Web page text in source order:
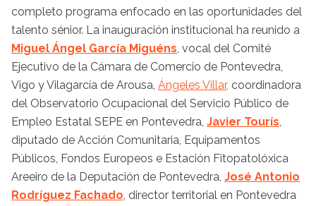
completo programa enfocado en las oportunidades del
talento sénior. La inauguración institucional ha reunido a
Miguel Ángel García Miguéns, vocal del Comité
Ejecutivo de la Cámara de Comercio de Pontevedra,
Vigo y Vilagarcía de Arousa, Ángeles Villar, coordinadora
del Observatorio Ocupacional del Servicio Público de
Empleo Estatal SEPE en Pontevedra, Javier Tourís,
diputado de Acción Comunitaria, Equipamentos
Públicos, Fondos Europeos e Estación Fitopatolóxica
Areeiro de la Deputación de Pontevedra, José Antonio
Rodríguez Fachado, director territorial en Pontevedra